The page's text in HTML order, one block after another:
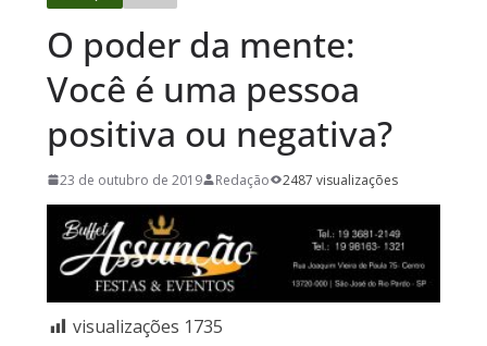
O poder da mente:
Você é uma pessoa
positiva ou negativa?
23 de outubro de 2019 Redação 2487 visualizações
visualizações 1735